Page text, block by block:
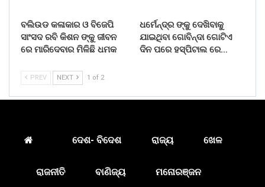
ବଲିଉଡ କଳାକାର ଓ ବିଜେପି
ସାଂସଦ ରବି କିଶନ ଙ୍କୁ ଜୀବନ
ରେ ମାରିଦେବାର ମିଳିଛି ଧମକ
ଧର୍ମେନ୍ଦ୍ର ଙ୍କୁ ଦେଖିବାକୁ
ଯାଇଥିବା ଗୋବିନ୍ଦା ଗୋଟିଏ
ଦିନ ପରେ ହସ୍ପିଟାଲ ରେ…
PREV NEXT 1 of 2
ଦେଶ- ବିଦେଶ ରାଜ୍ୟ ଖେଳ
ରାଜନୀତି ବାଣିଜ୍ୟ ମନୋରଞ୍ଜନ